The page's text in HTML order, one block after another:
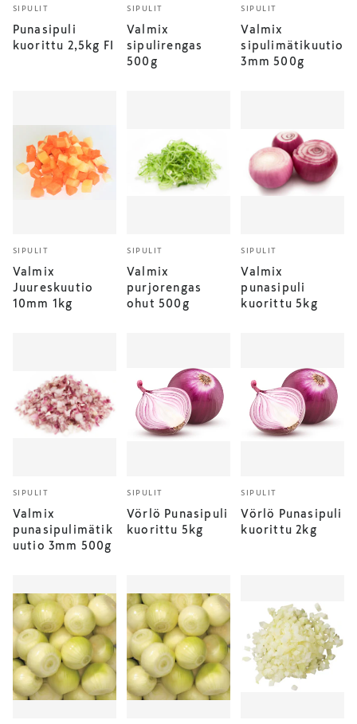
SIPULIT
Punasipuli
kuorittu 2,5kg FI
SIPULIT
Valmix
sipulirengas
500g
SIPULIT
Valmix
sipulimätikuutio
3mm 500g
SIPULIT
Valmix
Juureskuutio
10mm 1kg
SIPULIT
Valmix
purjorengas
ohut 500g
SIPULIT
Valmix
punasipuli
kuorittu 5kg
SIPULIT
Valmix
punasipulimätik
uutio 3mm 500g
SIPULIT
Vörlö Punasipuli
kuorittu 5kg
SIPULIT
Vörlö Punasipuli
kuorittu 2kg